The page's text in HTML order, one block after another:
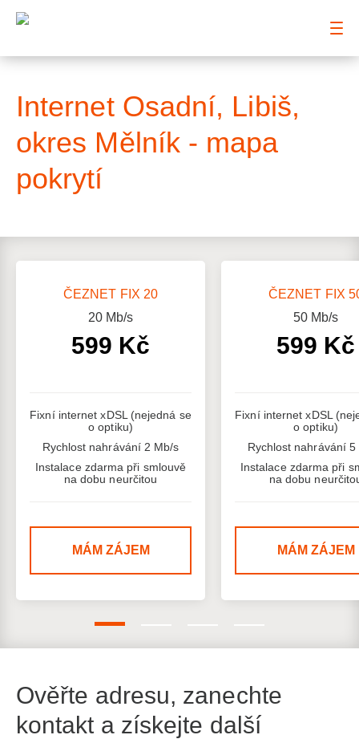
Internet Osadní, Libiš,
okres Mělník - mapa
pokrytí
ČEZNET FIX 20
20Mb/s
599 Kč
Fixní internet xDSL (nejedná se
o optiku)
Rychlost nahrávání 2 Mb/s
Instalace zdarma při smlouvě
na dobu neurčitou
MÁM ZÁJEM
ČEZNET FIX
50Mb/s
599 Kč
Fixní internet xDSL
o optiku)
Rychlost nahrávání 5
Instalace zdarma při
na dobu
MÁM ZÁJEM
Ověřte adresu, zanechte
kontakt a získejte další
: Mapa pokrytí ulice